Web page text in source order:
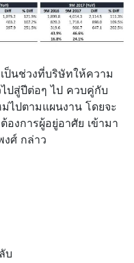
ป็นช่วงที่บริษัทให้ความ
ปสู่ปีต่อๆ ไป ควบคู่กับ
ไปตามแผนงาน โดยจะ
งการผู้อยู่อาศัย เข้ามา
งศ์ กล่าว
บ